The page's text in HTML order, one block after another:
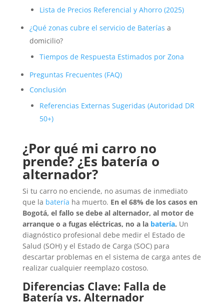
Lista de Precios Referencial y Ahorro (2025)
¿Qué zonas cubre el servicio de Baterías a
domicilio?
Tiempos de Respuesta Estimados por Zona
Preguntas Frecuentes (FAQ)
Conclusión
Referencias Externas Sugeridas (Autoridad DR
50+)
¿Por qué mi carro no
prende? ¿Es batería o
alternador?
Si tu carro no enciende, no asumas de inmediato
que la batería ha muerto. En el 68% de los casos en
Bogotá, el fallo se debe al alternador, al motor de
arranque o a fugas eléctricas, no a la batería. Un
diagnóstico profesional debe medir el Estado de
Salud (SOH) y el Estado de Carga (SOC) para
descartar problemas en el sistema de carga antes de
realizar cualquier reemplazo costoso.
Diferencias Clave: Falla de
Batería vs. Alternador